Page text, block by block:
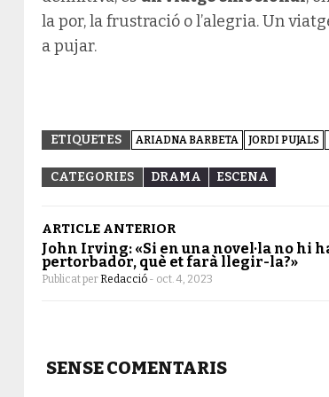
la por, la frustració o l’alegria. Un
a pujar.
ETIQUETES ARIADNA BARBETA JORDI PUJALS
CATEGORIES DRAMA ESCENA
ARTICLE ANTERIOR
John Irving: «Si en una novel·la no hi
pertorbador, què et farà llegir-la?»
Publicat per Redacció - oct. 4, 2023
SENSE COMENTARIS